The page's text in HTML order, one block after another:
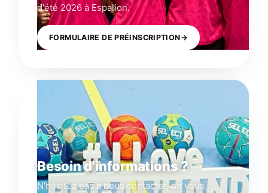
d'été 2026 à Espalion.
FORMULAIRE DE PRÉINSCRIPTION→
Besoin d'informations ?
N'hésitez pas à nous contacter, on vous